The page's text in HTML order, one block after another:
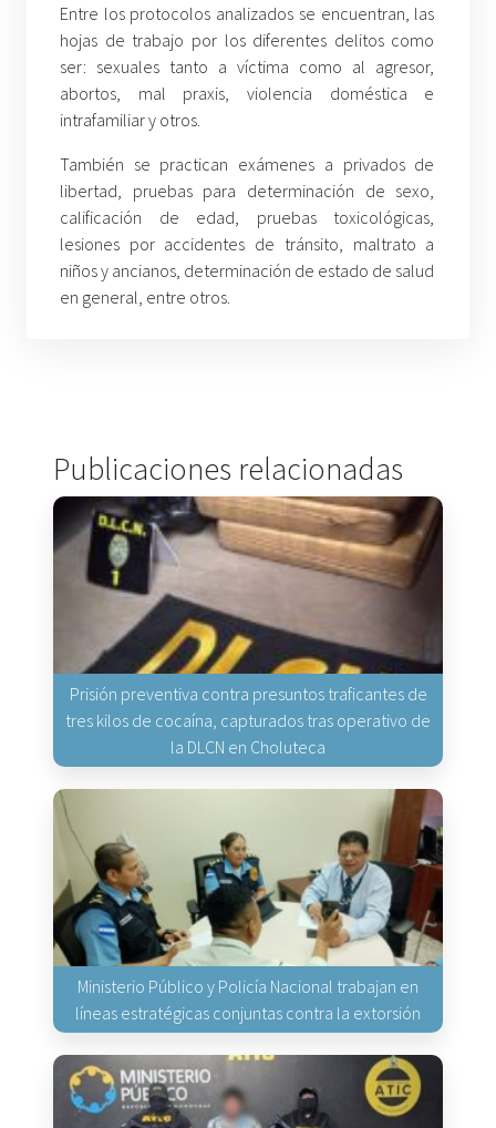
Entre los protocolos analizados se encuentran, las
hojas de trabajo por los diferentes delitos como
ser: sexuales tanto a víctima como al agresor,
abortos, mal praxis, violencia doméstica e
intrafamiliar y otros.
También se practican exámenes a privados de
libertad, pruebas para determinación de sexo,
calificación de edad, pruebas toxicológicas,
lesiones por accidentes de tránsito, maltrato a
niños y ancianos, determinación de estado de salud
en general, entre otros.
Publicaciones relacionadas
Prisión preventiva contra presuntos traficantes de
tres kilos de cocaína, capturados tras operativo de
la DLCN en Choluteca
Ministerio Público y Policía Nacional trabajan en
líneas estratégicas conjuntas contra la extorsión